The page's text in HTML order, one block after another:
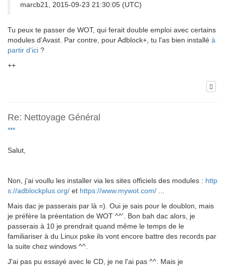
marcb21, 2015-09-23 21:30:05 (UTC)
Tu peux te passer de WOT, qui ferait double emploi avec certains
modules d'Avast. Par contre, pour Adblock+, tu l'as bien installé à
partir d'ici ?
++
Re: Nettoyage Général
***
Salut,
Non, j'ai voullu les installer via les sites officiels des modules : http
s://adblockplus.org/ et https://www.mywot.com/
Mais dac je passerais par là =). Oui je sais pour le doublon, mais
je préfère la préentation de WOT ^^'. Bon bah dac alors, je
passerais à 10 je prendrait quand même le temps de le
familiariser à du Linux pske ils vont encore battre des records par
la suite chez windows ^^.
J'ai pas pu essayé avec le CD, je ne l'ai pas ^^. Mais je